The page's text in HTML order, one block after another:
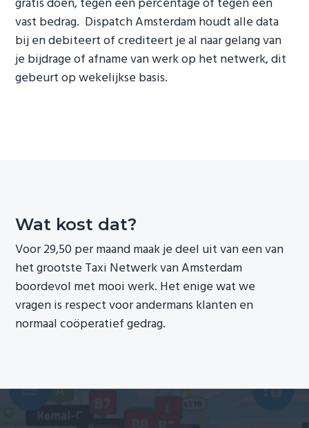
vast bedrag. Dispatch Amsterdam houdt alle data
bij en debiteert of crediteert je al naar gelang van
je bijdrage of afname van werk op het netwerk, dit
gebeurt op wekelijkse basis.
Wat kost dat?
Voor 29,50 per maand maak je deel uit van een van
het grootste Taxi Netwerk van Amsterdam
boordevol met mooi werk. Het enige wat we
vragen is respect voor andermans klanten en
normaal coöperatief gedrag.